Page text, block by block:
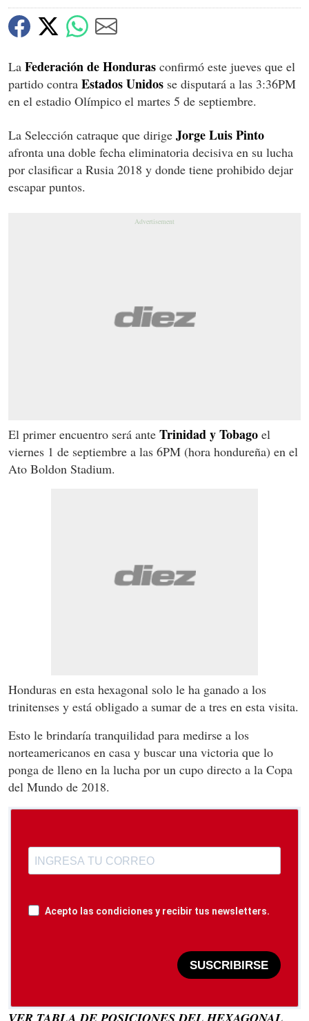
La Federación de Honduras confirmó este jueves que el
partido contra Estados Unidos se disputará a las 3:36PM
en el estadio Olímpico el martes 5 de septiembre.
La Selección catraque que dirige Jorge Luis Pinto
afronta una doble fecha eliminatoria decisiva en su lucha
por clasificar a Rusia 2018 y donde tiene prohibido dejar
escapar puntos.
El primer encuentro será ante Trinidad y Tobago el
viernes 1 de septiembre a las 6PM (hora hondureña) en el
Ato Boldon Stadium.
Honduras en esta hexagonal solo le ha ganado a los
trinitenses y está obligado a sumar de a tres en esta visita.
Esto le brindaría tranquilidad para medirse a los
norteamericanos en casa y buscar una victoria que lo
ponga de lleno en la lucha por un cupo directo a la Copa
del Mundo de 2018.
Acepto las condiciones y recibir tus newsletters.
SUSCRIBIRSE